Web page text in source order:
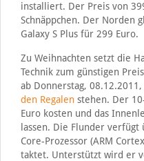
installiert. Der Preis von
Schnäppchen. Der Norden
Galaxy S Plus für 299 Euro.
Zu Weihnachten setzt die
Technik zum günstigen
ab Donnerstag,
den Regalenstehen. Der
Euro kosten und das
lassen. Die Flunder
Core-Prozessor (ARM
taktet. Unterstützt wird er